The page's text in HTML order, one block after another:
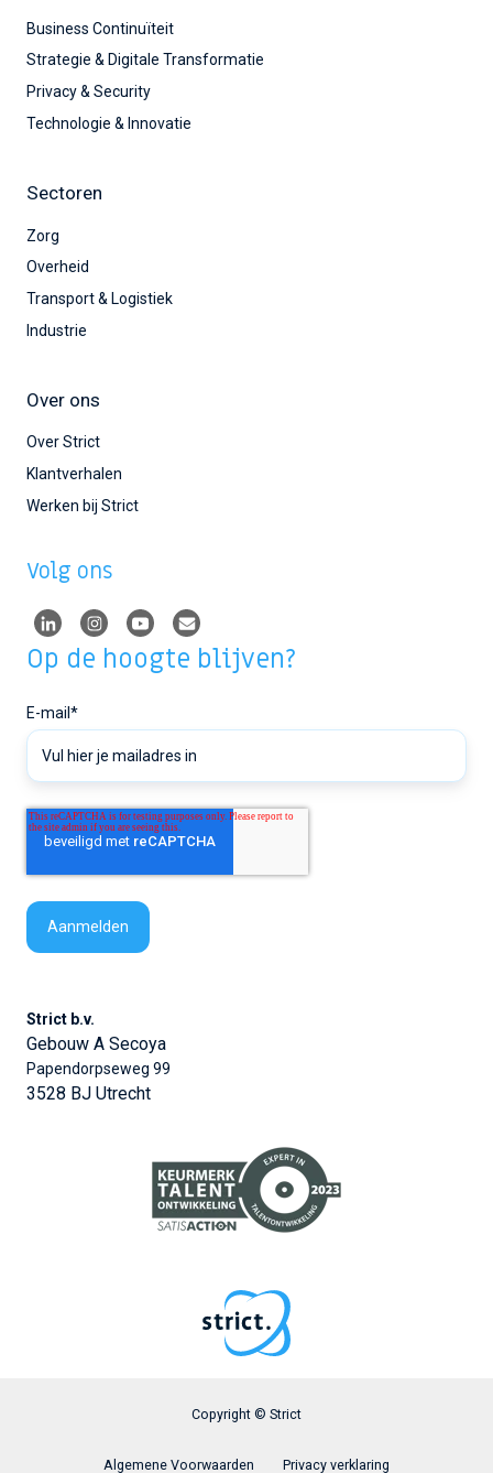
Business Continuïteit
Strategie & Digitale Transformatie
Privacy & Security
Technologie & Innovatie
Sectoren
Zorg
Overheid
Transport & Logistiek
Industrie
Over ons
Over Strict
Klantverhalen
Werken bij Strict
Volg ons
Op de hoogte blijven?
E-mail *
Strict b.v.
Gebouw A Secoya
Papendorpseweg 99
3528 BJ Utrecht
Copyright © Strict
Algemene Voorwaarden Privacy verklaring